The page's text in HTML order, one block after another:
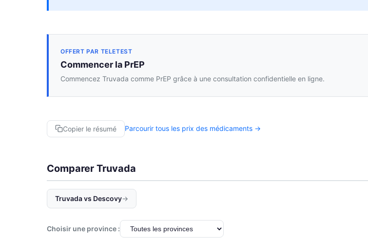
OFFERT PAR TELETEST
Commencer la PrEP
Commencez Truvada comme PrEP grâce à une consultation confidentielle en ligne.
Copier le résumé Parcourir tous les prix des médicaments →
Comparer Truvada
Truvada vs Descovy→
Choisir une province :